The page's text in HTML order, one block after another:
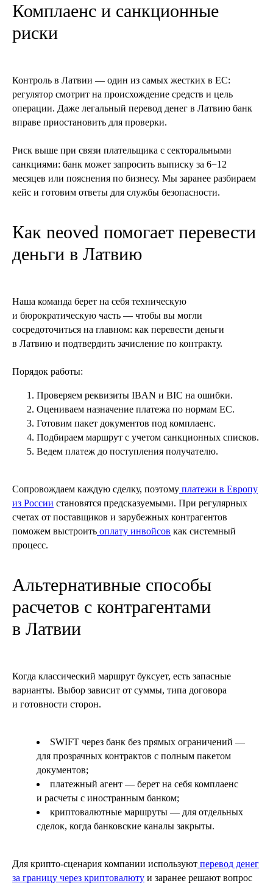
Комплаенс и санкционные
риски
Контроль в Латвии — один из самых жестких в ЕС:
регулятор смотрит на происхождение средств и цель
операции. Даже легальный перевод денег в Латвию банк
вправе приостановить для проверки.
Риск выше при связи плательщика с секторальными
санкциями: банк может запросить выписку за 6−12
месяцев или пояснения по бизнесу. Мы заранее разбираем
кейс и готовим ответы для службы безопасности.
Как neoved помогает перевести
деньги в Латвию
Наша команда берет на себя техническую
и бюрократическую часть — чтобы вы могли
сосредоточиться на главном: как перевести деньги
в Латвию и подтвердить зачисление по контракту.
Порядок работы:
Проверяем реквизиты IBAN и BIC на ошибки.
Оцениваем назначение платежа по нормам ЕС.
Готовим пакет документов под комплаенс.
Подбираем маршрут с учетом санкционных списков.
Ведем платеж до поступления получателю.
Сопровождаем каждую сделку, поэтому платежи в Европу
из России становятся предсказуемыми. При регулярных
счетах от поставщиков и зарубежных контрагентов
поможем выстроить оплату инвойсов как системный
процесс.
Альтернативные способы
расчетов с контрагентами
в Латвии
Когда классический маршрут буксует, есть запасные
варианты. Выбор зависит от суммы, типа договора
и готовности сторон.
SWIFT через банк без прямых ограничений —
для прозрачных контрактов с полным пакетом
документов;
платежный агент — берет на себя комплаенс
и расчеты с иностранным банком;
криптовалютные маршруты — для отдельных
сделок, когда банковские каналы закрыты.
Для крипто-сценария компании используют перевод денег
за границу через криптовалюту и заранее решают вопрос